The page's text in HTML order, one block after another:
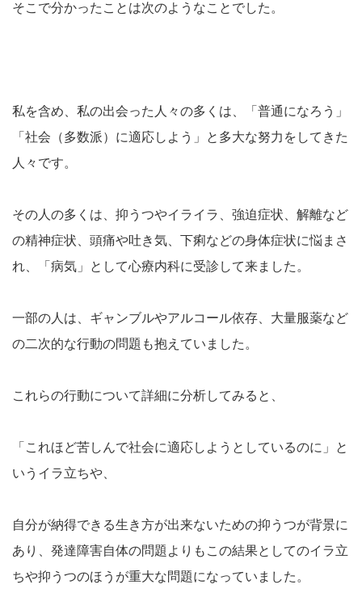
そこで分かったことは次のようなことでした。
私を含め、私の出会った人々の多くは、「普通になろう」
「社会（多数派）に適応しよう」と多大な努力をしてきた
人々です。
その人の多くは、抑うつやイライラ、強迫症状、解離など
の精神症状、頭痛や吐き気、下痢などの身体症状に悩まさ
れ、「病気」として心療内科に受診して来ました。
一部の人は、ギャンブルやアルコール依存、大量服薬など
の二次的な行動の問題も抱えていました。
これらの行動について詳細に分析してみると、
「これほど苦しんで社会に適応しようとしているのに」と
いうイラ立ちや、
自分が納得できる生き方が出来ないための抑うつが背景に
あり、発達障害自体の問題よりもこの結果としてのイラ立
ちや抑うつのほうが重大な問題になっていました。